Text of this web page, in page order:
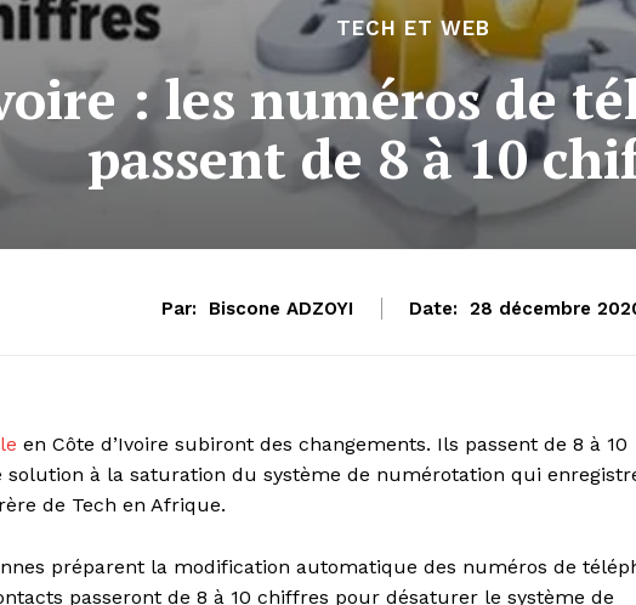
TECH ET WEB
: les numéros de
passent de 8 à 10
Par: Biscone ADZOYI Date: 28 décembre
en Côte d’Ivoire subiront des changements. Ils passent de 8 à 10
à la saturation du système de numérotation qui
de Tech en Afrique.
préparent la modification automatique des numéros de
passeront de 8 à 10 chiffres pour désaturer le système de